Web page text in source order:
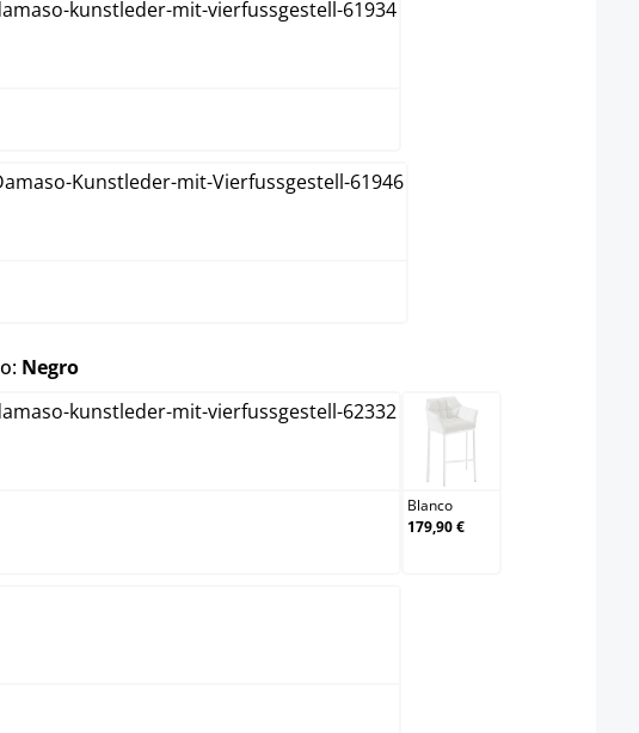
Negroselect
Blanco
Blanco
179,90 €